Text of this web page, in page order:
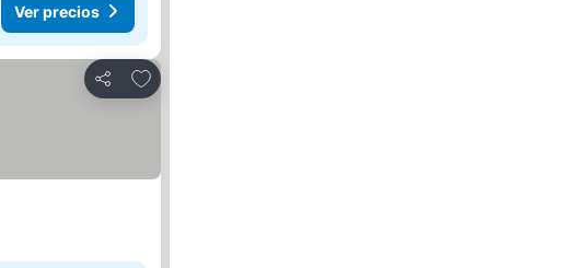
Ver precios
Compartir
Agregar a favoritos